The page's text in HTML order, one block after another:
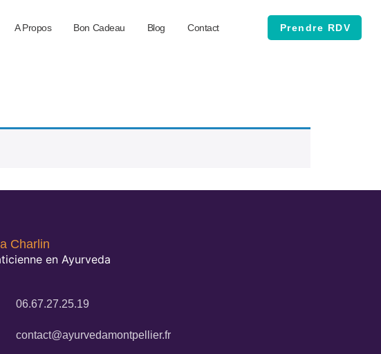
A Propos Bon Cadeau Blog Contact Prendre RDV
Charlin
en Ayurveda
06.67.27.25.19
contact@ayurvedamontpellier.fr